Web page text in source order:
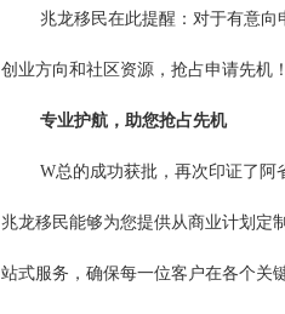
兆龙移民在此提醒：对于有意
创业方向和社区资源，抢占申请先机！
专业护航，助您抢占先机
W总的成功获批，再次印证了阿
兆龙移民能够为您提供从商业计划定
站式服务，确保每一位客户在各个关